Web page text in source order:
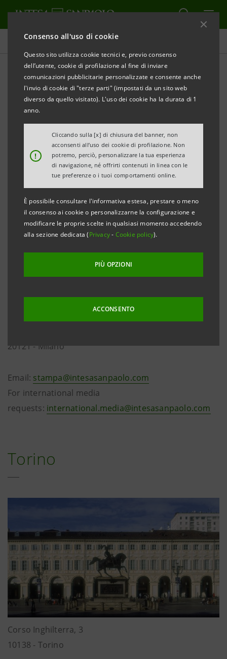
Consenso all'uso di cookie
Questo sito utilizza cookie tecnici e, previo consenso
dell’utente, cookie di profilazione al fine di inviare
comunicazioni pubblicitarie personalizzate e consente anche
l'invio di cookie di "terze parti" (impostati da un sito web
diverso da quello visitato). L'uso dei cookie ha la durata di 1
anno.
!
Cliccando sulla [x] di chiusura del banner, non
acconsenti all’uso dei cookie di profilazione. Non
potremo, perciò, personalizzare la tua esperienza
di navigazione, né offrirti contenuti in linea con le
tue preferenze o i tuoi comportamenti online.
È possibile consultare l'informativa estesa, prestare o meno
il consenso ai cookie o personalizzarne la configurazione e
modificare le proprie scelte in qualsiasi momento accedendo
alla sezione dedicata (Privacy- Cookie policy).
PIÙ OPZIONI
ACCONSENTO
Contatti
Media Relations -
Informazioni
Milano
20121 - Milano
Email: stampa@intesasanpaolo.com
For international media
requests: international.media@intesasanpaolo.com
Torino
Corso Inghilterra, 3
10138 - Torino